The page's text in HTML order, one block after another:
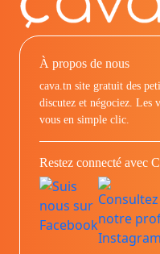
À propos de nous
cava.tn site gratuit des
discutez et négociez. Les
vous en simple clic.
Restez connecté avec